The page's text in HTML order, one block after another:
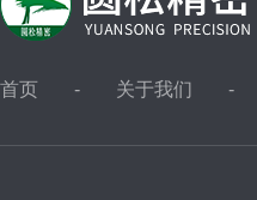
首页 关于我们